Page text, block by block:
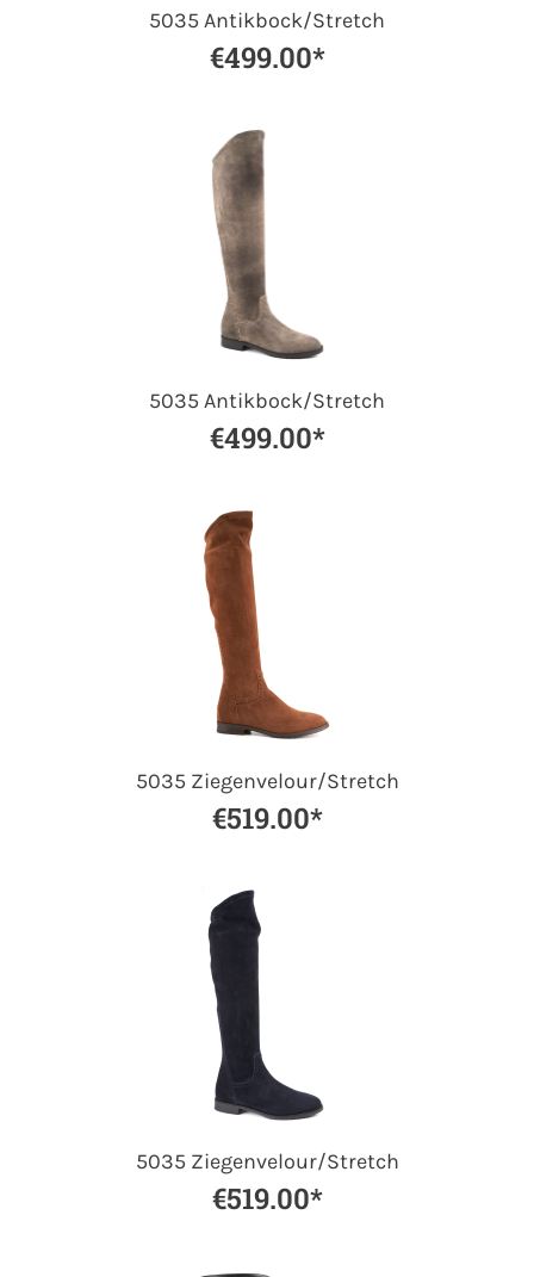
5035 Antikbock/Stretch
€499.00*
5035 Antikbock/Stretch
€499.00*
5035 Ziegenvelour/Stretch
€519.00*
5035 Ziegenvelour/Stretch
€519.00*